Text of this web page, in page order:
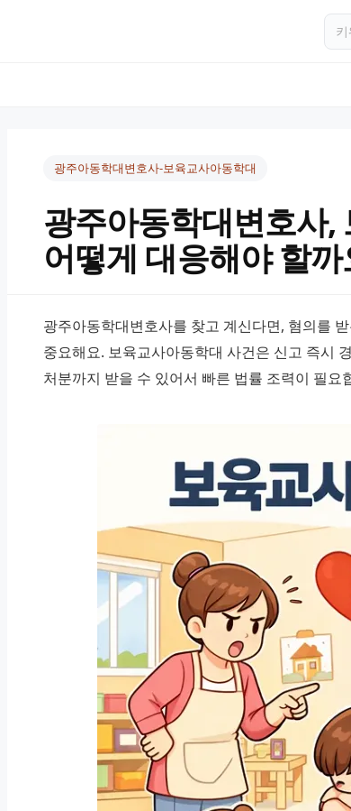
광주아동학대변호사-보육교사아동학대
광주아동학대변호사,
어떻게 대응해야 할
광주아동학대변호사를 찾고 계신다면, 혐의를
중요해요. 보육교사아동학대 사건은 신고 즉시
처분까지 받을 수 있어서 빠른 법률 조력이 필요